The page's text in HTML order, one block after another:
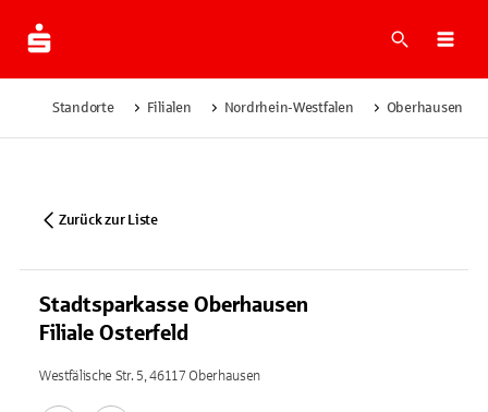
Suche
Standorte Filialen Nordrhein-Westfalen Oberhausen
Zurück zur Liste
Stadtsparkasse Oberhausen
Filiale Osterfeld
Westfälische Str. 5, 46117 Oberhausen